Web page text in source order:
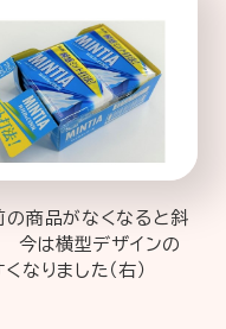
の商品がなくなると斜
今は横型デザインの
なりました（右）